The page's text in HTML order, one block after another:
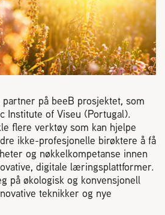
på beeB prosjektet, som
Institute of Viseu (Portugal).
flere verktøy som kan hjelpe
ikke-profesjonelle birøktere å få
og nøkkelkompetanse innen
digitale læringsplattformer.
på økologisk og konvensjonell
teknikker og nye